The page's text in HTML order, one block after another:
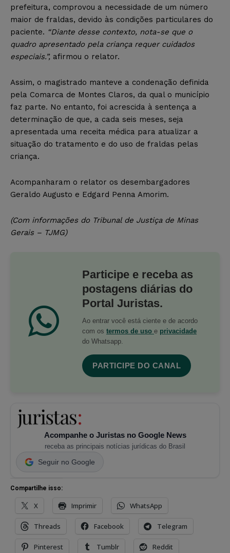
prefeitura, comprovou a necessidade de um número
maior de fraldas, devido às condições particulares do
paciente. “Diante desse contexto, nota-se que o
quadro apresentado pela criança requer cuidados
especiais.”, afirmou o relator.
Assim, o magistrado manteve a condenação definida
pela Comarca de Montes Claros, da qual o município
faz parte. No entanto, foi acrescida à sentença a
determinação de que, a cada seis meses, seja
apresentada uma receita médica para atualizar a
situação do tratamento e do uso de fraldas pelas
criança.
Acompanharam o relator os desembargadores
Geraldo Augusto e Edgard Penna Amorim.
(Com informações do Tribunal de Justiça de Minas
Gerais – TJMG)
Participe e receba as
postagens diárias do
Portal Juristas.
Ao entrar você está ciente e de acordo
com os termos de uso e privacidade
do Whatsapp.
PARTICIPE DO CANAL
Acompanhe o Juristas no Google News
receba as principais notícias jurídicas do Brasil
Seguir no Google
Compartilhe isso:
X Imprimir WhatsApp
Threads Facebook Telegram
Pinterest Tumblr Reddit